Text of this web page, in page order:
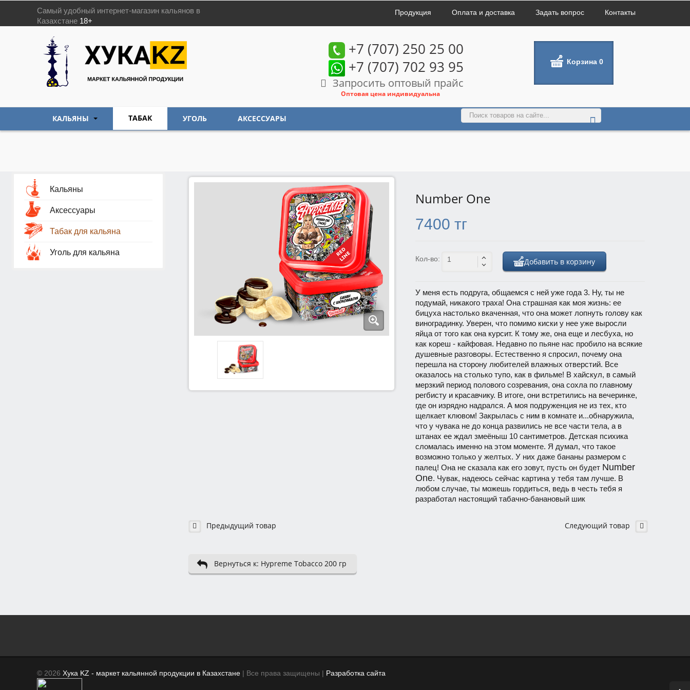
Самый удобный интернет-магазин кальянов в
Казахстане 18+
Продукция Оплата и доставка Задать вопрос Контакты
+7 (707) 250 25 00
+7 (707) 702 93 95
Запросить оптовый прайс
Оптовая цена индивидуальна
Корзина 0
КАЛЬЯНЫ ТАБАК УГОЛЬ АКСЕССУАРЫ
Number One
7400 тг
Кол-во: Добавить в корзину
У меня есть подруга, общаемся с ней уже года 3. Ну, ты не
подумай, никакого траха! Она страшная как моя жизнь: ее
бицуха настолько вкаченная, что она может лопнуть голову как
виноградинку. Уверен, что помимо киски у нее уже выросли
яйца от того как она курсит. К тому же, она еще и лесбуха, но
как кореш - кайфовая. Недавно по пьяне нас пробило на всякие
душевные разговоры. Естественно я спросил, почему она
перешла на сторону любителей влажных отверстий. Все
оказалось на столько тупо, как в фильме! В хайскул, в самый
мерзкий период полового созревания, она сохла по главному
регбисту и красавчику. В итоге, они встретились на вечеринке,
где он изрядно надрался. А моя подруженция не из тех, кто
щелкает клювом! Закрылась с ним в комнате и...обнаружила,
что у чувака не до конца развились не все части тела, а в
штанах ее ждал змеёныш 10 сантиметров. Детская психика
сломалась именно на этом моменте. Я думал, что такое
возможно только у желтых. У них даже бананы размером с
палец! Она не сказала как его зовут, пусть он будет Number
One. Чувак, надеюсь сейчас картина у тебя там лучше. В
любом случае, ты можешь гордиться, ведь в честь тебя я
разработал настоящий табачно-банановый шик
Предыдущий товар Следующий товар
Вернуться к: Hypreme Tobacco 200 гр
Кальяны
Аксессуары
Табак для кальяна
Уголь для кальяна
© 2026 Хука KZ - маркет кальянной продукции в Казахстане | Все права защищены | Разработка сайта